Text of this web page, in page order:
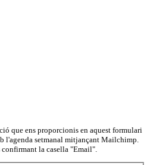
que ens proporcionis en aquest formulari
l'agenda setmanal mitjançant Mailchimp.
confirmant la casella "Email".